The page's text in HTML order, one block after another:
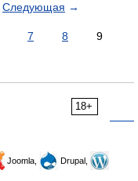
Следующая →
7 8
9
18+
Joomla,
Drupal,